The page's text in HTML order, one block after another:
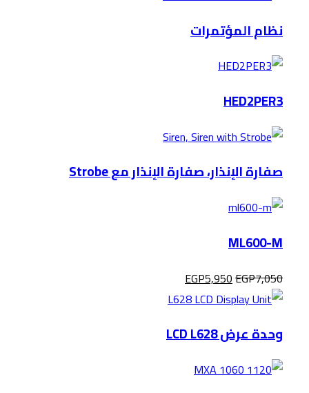
نظام المؤتمرات
HED2PER3
صفارة الإنذار، صفارة الإنذار مع Strobe
ML600-M
EGP7,050
EGP5,950
وحدة عرض LCD L628